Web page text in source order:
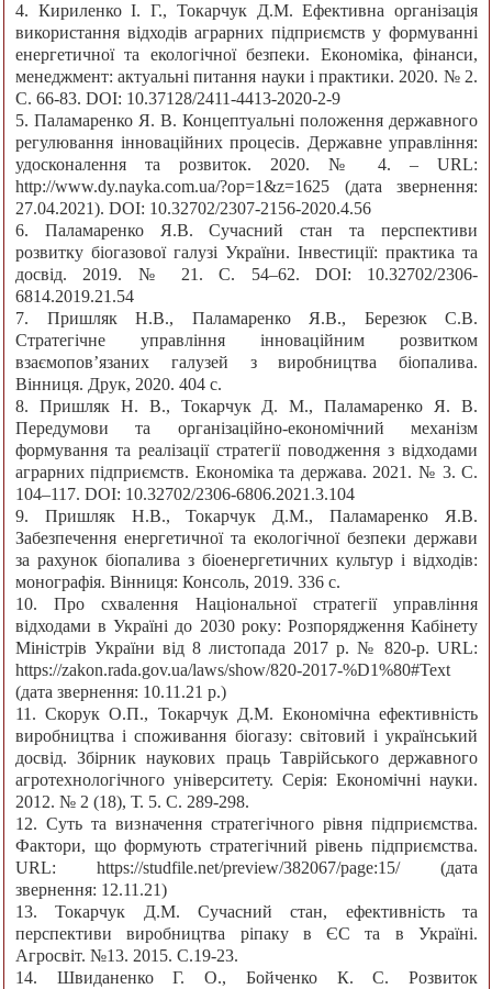
4. Кириленко І. Г., Токарчук Д.М. Ефективна організація
використання відходів аграрних підприємств у формуванні
енергетичної та екологічної безпеки. Економіка, фінанси,
менеджмент: актуальні питання науки і практики. 2020. № 2.
С. 66-83. DOI: 10.37128/2411-4413-2020-2-9
5. Паламаренко Я. В. Концептуальні положення державного
регулювання інноваційних процесів. Державне управління:
удосконалення та розвиток. 2020. № 4. – URL:
http://www.dy.nayka.com.ua/?op=1&z=1625 (дата звернення:
27.04.2021). DOI: 10.32702/2307-2156-2020.4.56
6. Паламаренко Я.В. Сучасний стан та перспективи
розвитку біогазової галузі України. Інвестиції: практика та
досвід. 2019. № 21. С. 54–62. DOI: 10.32702/2306-
6814.2019.21.54
7. Пришляк Н.В., Паламаренко Я.В., Березюк С.В.
Стратегічне управління інноваційним розвитком
взаємопов’язаних галузей з виробництва біопалива.
Вінниця. Друк, 2020. 404 с.
8. Пришляк Н. В., Токарчук Д. М., Паламаренко Я. В.
Передумови та організаційно-економічний механізм
формування та реалізації стратегії поводження з відходами
аграрних підприємств. Економіка та держава. 2021. № 3. С.
104–117. DOI: 10.32702/2306-6806.2021.3.104
9. Пришляк Н.В., Токарчук Д.М., Паламаренко Я.В.
Забезпечення енергетичної та екологічної безпеки держави
за рахунок біопалива з біоенергетичних культур і відходів:
монографія. Вінниця: Консоль, 2019. 336 с.
10. Про схвалення Національної стратегії управління
відходами в Україні до 2030 року: Розпорядження Кабінету
Міністрів України від 8 листопада 2017 р. № 820-р. URL:
https://zakon.rada.gov.ua/laws/show/820-2017-%D1%80#Text
(дата звернення: 10.11.21 p.)
11. Скорук О.П., Токарчук Д.М. Економічна ефективність
виробництва і споживання біогазу: світовий і український
досвід. Збірник наукових праць Таврійського державного
агротехнологічного університету. Серія: Економічні науки.
2012. № 2 (18), Т. 5. С. 289-298.
12. Суть та визначення стратегічного рівня підприємства.
Фактори, що формують стратегічний рівень підприємства.
URL: https://studfile.net/preview/382067/page:15/ (дата
звернення: 12.11.21)
13. Токарчук Д.М. Сучасний стан, ефективність та
перспективи виробництва ріпаку в ЄС та в Україні.
Агросвіт. №13. 2015. С.19-23.
14. Швиданенко Г. О., Бойченко К. С. Розвиток